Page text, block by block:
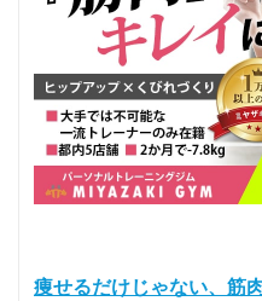
痩せるだけじゃない、筋